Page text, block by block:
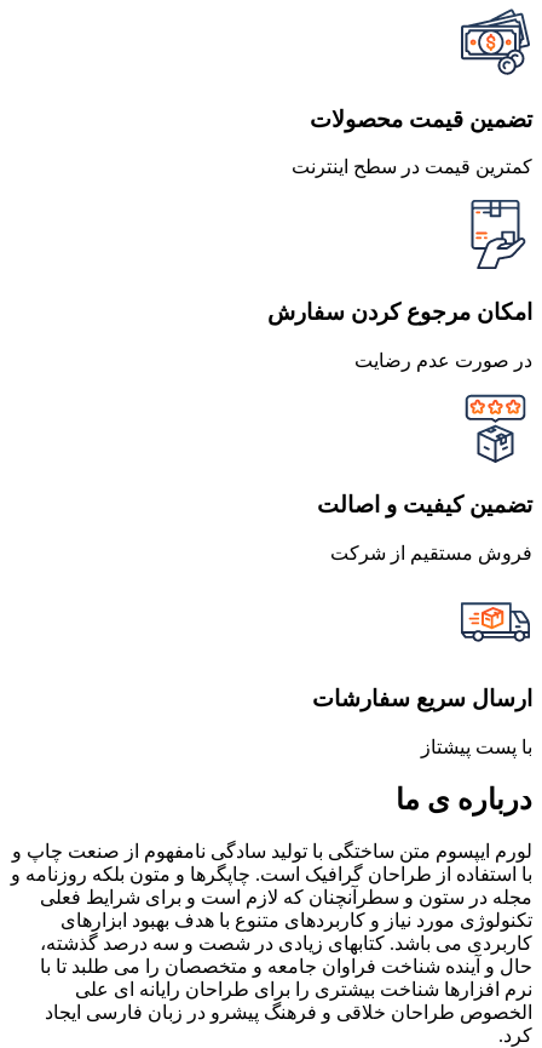
تضمین قیمت محصولات
کمترین قیمت در سطح اینترنت
امکان مرجوع کردن سفارش
در صورت عدم رضایت
تضمین کیفیت و اصالت
فروش مستقیم از شرکت
ارسال سریع سفارشات
با پست پیشتاز
درباره ی ما
لورم ایپسوم متن ساختگی با تولید سادگی نامفهوم از صنعت چاپ و
با استفاده از طراحان گرافیک است. چاپگرها و متون بلکه روزنامه و
مجله در ستون و سطرآنچنان که لازم است و برای شرایط فعلی
تکنولوژی مورد نیاز و کاربردهای متنوع با هدف بهبود ابزارهای
کاربردی می باشد. کتابهای زیادی در شصت و سه درصد گذشته،
حال و آینده شناخت فراوان جامعه و متخصصان را می طلبد تا با
نرم افزارها شناخت بیشتری را برای طراحان رایانه ای علی
الخصوص طراحان خلاقی و فرهنگ پیشرو در زبان فارسی ایجاد
کرد.